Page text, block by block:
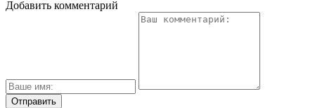
Добавить комментарий